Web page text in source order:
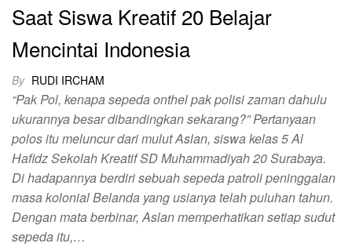
Saat Siswa Kreatif 20 Belajar
Mencintai Indonesia
By RUDI IRCHAM
“Pak Pol, kenapa sepeda onthel pak polisi zaman dahulu
ukurannya besar dibandingkan sekarang?” Pertanyaan
polos itu meluncur dari mulut Aslan, siswa kelas 5 Al
Hafidz Sekolah Kreatif SD Muhammadiyah 20 Surabaya.
Di hadapannya berdiri sebuah sepeda patroli peninggalan
masa kolonial Belanda yang usianya telah puluhan tahun.
Dengan mata berbinar, Aslan memperhatikan setiap sudut
sepeda itu,…